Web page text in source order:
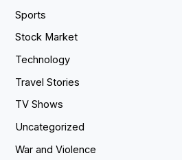
Sports
Stock Market
Technology
Travel Stories
TV Shows
Uncategorized
War and Violence